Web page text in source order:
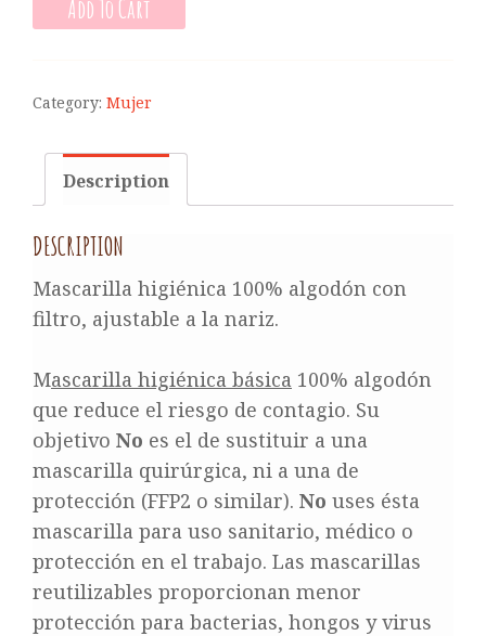
Add To Cart
Category: Mujer
Description
DESCRIPTION
Mascarilla higiénica 100% algodón con
filtro, ajustable a la nariz.
Mascarilla higiénica básica 100% algodón
que reduce el riesgo de contagio. Su
objetivo No es el de sustituir a una
mascarilla quirúrgica, ni a una de
protección (FFP2 o similar). No uses ésta
mascarilla para uso sanitario, médico o
protección en el trabajo. Las mascarillas
reutilizables proporcionan menor
protección para bacterias, hongos y virus